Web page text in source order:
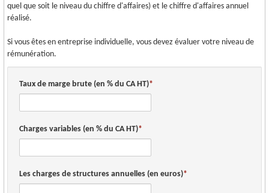
OUTILS PRATIQUES
quel que soit le niveau du chiffre d'affaires) et le chiffre d'affaires annuel
réalisé.
Si vous êtes en entreprise individuelle, vous devez évaluer votre niveau de
rémunération.
Taux de marge brute (en % du CA HT)
Charges variables (en % du CA HT)
Les charges de structures annuelles (en euros)